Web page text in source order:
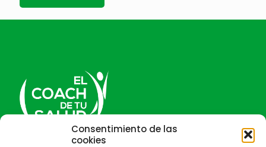
Consentimiento de las
cookies